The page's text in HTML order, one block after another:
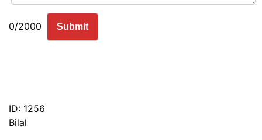
0/2000 Submit
ID: 1256
Bilal